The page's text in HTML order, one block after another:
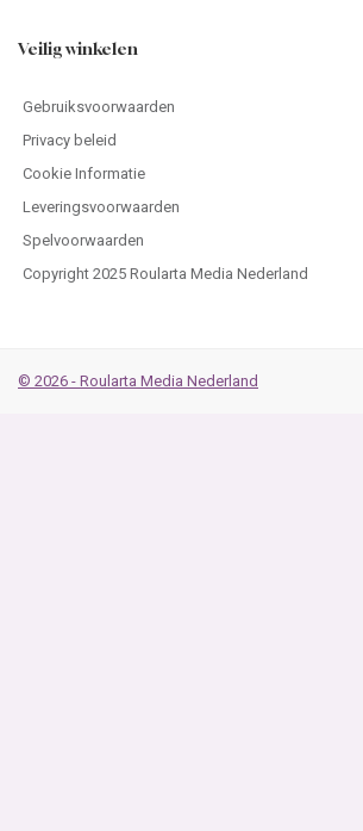
Veilig winkelen
Gebruiksvoorwaarden
Privacy beleid
Cookie Informatie
Leveringsvoorwaarden
Spelvoorwaarden
Copyright 2025 Roularta Media Nederland
© 2026 - Roularta Media Nederland